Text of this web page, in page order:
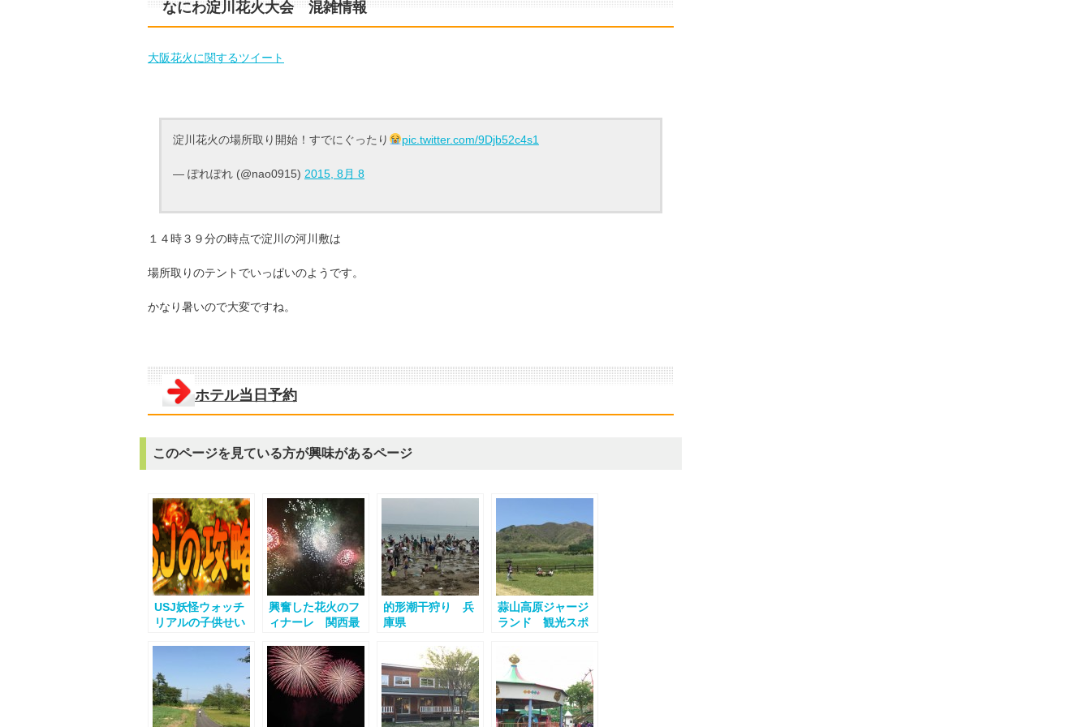
なにわ淀川花火大会 混雑情報
大阪花火に関するツイート
淀川花火の場所取り開始！すでにぐったり pic.twitter.com/9Djb52c4s1
— ぽれぽれ (@nao0915) 2015, 8月 8
１４時３９分の時点で淀川の河川敷は
場所取りのテントでいっぱいのようです。
かなり暑いので大変ですね。
ホテル当日予約
このページを見ている方が興味があるページ
USJ妖怪ウォッチ
リアルの子供せい
興奮した花火のフ
ィナーレ 関西最
的形潮干狩り 兵
庫県
蒜山高原ジャージ
ランド 観光スポ